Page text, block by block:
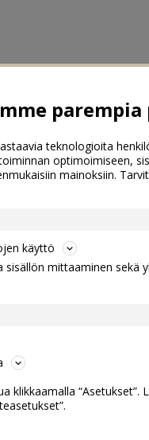
parempia
teknologioita
optimoimiseen,
mainoksiin.
käyttö
mittaaminen sekä
“Asetukset”.